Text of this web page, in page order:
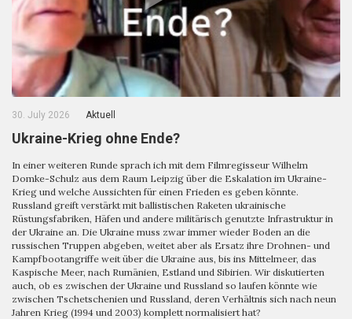
30. July 2026 Aktuell
Ukraine-Krieg ohne Ende?
In einer weiteren Runde sprach ich mit dem Filmregisseur Wilhelm
Domke-Schulz aus dem Raum Leipzig über die Eskalation im Ukraine-
Krieg und welche Aussichten für einen Frieden es geben könnte.
Russland greift verstärkt mit ballistischen Raketen ukrainische
Rüstungsfabriken, Häfen und andere militärisch genutzte Infrastruktur in
der Ukraine an. Die Ukraine muss zwar immer wieder Boden an die
russischen Truppen abgeben, weitet aber als Ersatz ihre Drohnen- und
Kampfbootangriffe weit über die Ukraine aus, bis ins Mittelmeer, das
Kaspische Meer, nach Rumänien, Estland und Sibirien. Wir diskutierten
auch, ob es zwischen der Ukraine und Russland so laufen könnte wie
zwischen Tschetschenien und Russland, deren Verhältnis sich nach neun
Jahren Krieg (1994 und 2003) komplett normalisiert hat?